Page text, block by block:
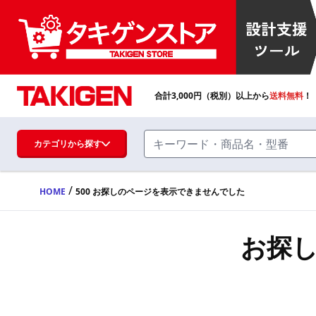
ハンドル・取手・つまみ・周辺機器
FA・A
合計3,000円（税別）以上から送料無料
カテゴリから探す
HOME / 500 お探しのページを表示できませんでした
お探